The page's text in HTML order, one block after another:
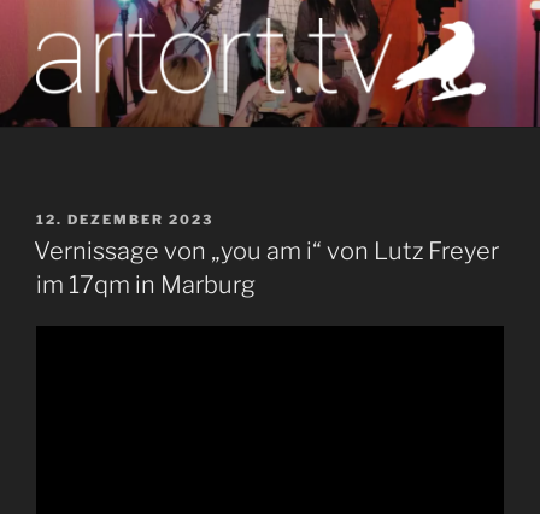
Inhalt
springen
artort.tv
Berichte vom Tatort der Kunst
VERÖFFENTLICHT
AM
12. DEZEMBER 2023
Vernissage von „you am i“ von Lutz Freyer
im 17qm in Marburg